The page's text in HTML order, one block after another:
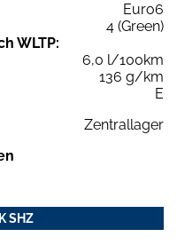
Euro6
4 (Green)
WLTP:
6,0 l/100km
136 g/km
E
Zentrallager
SHZ